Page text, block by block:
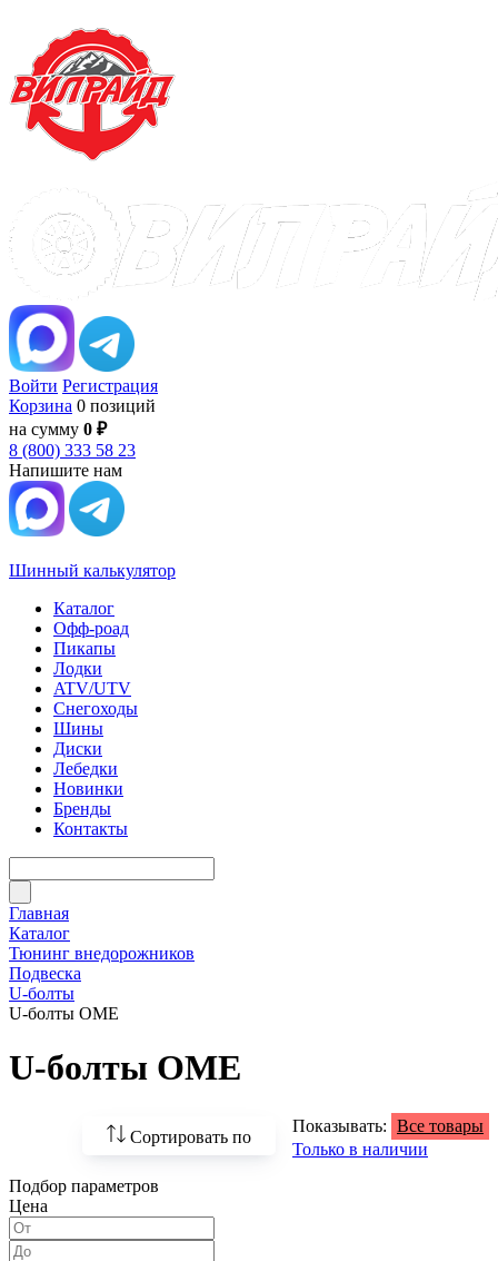
Войти Регистрация
Корзина 0 позиций
на сумму 0 ₽
8 (800) 333 58 23
Напишите нам
Шинный калькулятор
Каталог
Офф-роад
Пикапы
Лодки
ATV/UTV
Снегоходы
Шины
Диски
Лебедки
Новинки
Бренды
Контакты
Главная
Каталог
Тюнинг внедорожников
Подвеска
U-болты
U-болты OME
U-болты OME
Сортировать по
По возрастанию
Показывать: Все товары
Только в наличии
Подбор параметров
Цена